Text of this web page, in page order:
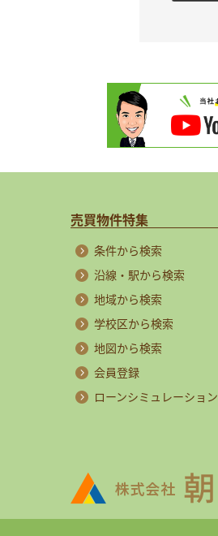
売買物件特集
条件から検索
沿線・駅から検索
地域から検索
学校区から検索
地図から検索
会員登録
ローンシミュレーション